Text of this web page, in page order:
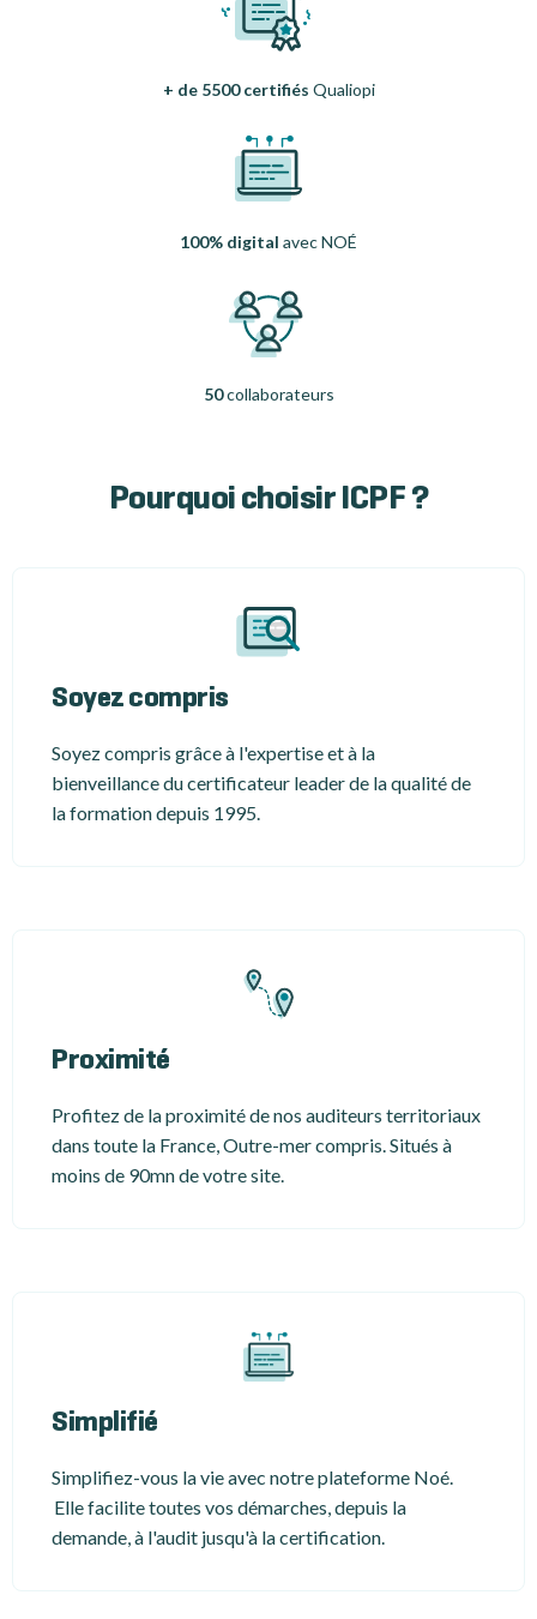
+ de 5500 certifiés Qualiopi
100% digital avec NOÉ
50collaborateurs
Pourquoi choisir ICPF ?
Soyez compris
Soyez compris grâce à l'expertise et à la
bienveillance du certificateur leader de la qualité de
la formation depuis 1995.
Proximité
Profitez de la proximité de nos auditeurs territoriaux
dans toute la France, Outre-mer compris. Situés à
moins de 90mn de votre site.
Simplifié
Simplifiez-vous la vie avec notre plateforme Noé.
Elle facilite toutes vos démarches, depuis la
demande, à l'audit jusqu'à la certification.